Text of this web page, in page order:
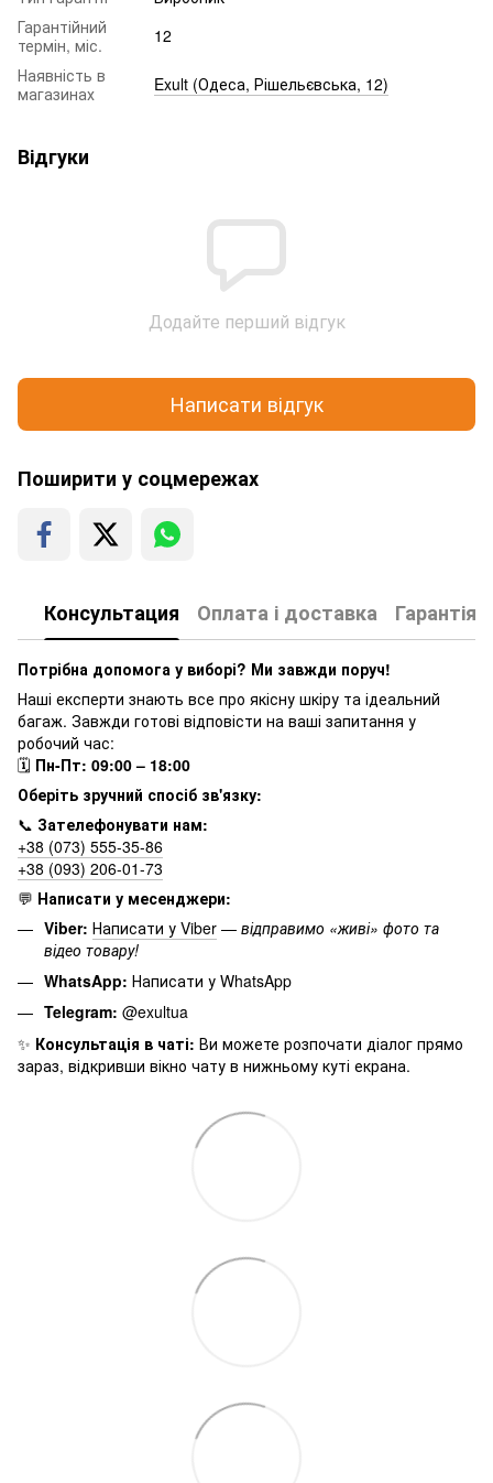
Гарантійний
термін, міс.
12
Наявність в
магазинах
Exult (Одеса, Рішельєвська, 12)
Відгуки
Додайте перший відгук
Написати відгук
Поширити у соцмережах
Консультация Оплата і доставка Гарантія
Потрібна допомога у виборі? Ми завжди поруч!
Наші експерти знають все про якісну шкіру та ідеальний
багаж. Завжди готові відповісти на ваші запитання у
робочий час:
🗓 Пн-Пт: 09:00 – 18:00
Оберіть зручний спосіб зв'язку:
📞 Зателефонувати нам:
+38 (073) 555-35-86
+38 (093) 206-01-73
💬 Написати у месенджери:
Viber: Написати у Viber — відправимо «живі» фото та
відео товару!
WhatsApp: Написати у WhatsApp
Telegram: @exultua
✨ Консультація в чаті: Ви можете розпочати діалог прямо
зараз, відкривши вікно чату в нижньому куті екрана.